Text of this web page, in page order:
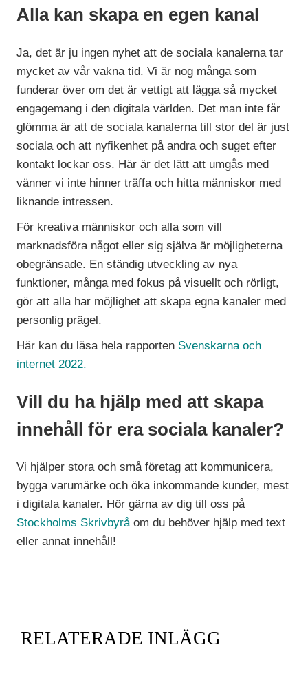
Alla kan skapa en egen kanal
Ja, det är ju ingen nyhet att de sociala kanalerna tar
mycket av vår vakna tid. Vi är nog många som
funderar över om det är vettigt att lägga så mycket
engagemang i den digitala världen. Det man inte får
glömma är att de sociala kanalerna till stor del är just
sociala och att nyfikenhet på andra och suget efter
kontakt lockar oss. Här är det lätt att umgås med
vänner vi inte hinner träffa och hitta människor med
liknande intressen.
För kreativa människor och alla som vill
marknadsföra något eller sig själva är möjligheterna
obegränsade. En ständig utveckling av nya
funktioner, många med fokus på visuellt och rörligt,
gör att alla har möjlighet att skapa egna kanaler med
personlig prägel.
Här kan du läsa hela rapporten Svenskarna och
internet 2022.
Vill du ha hjälp med att skapa
innehåll för era sociala kanaler?
Vi hjälper stora och små företag att kommunicera,
bygga varumärke och öka inkommande kunder, mest
i digitala kanaler. Hör gärna av dig till oss på
Stockholms Skrivbyråom du behöver hjälp med text
eller annat innehåll!
RELATERADE INLÄGG